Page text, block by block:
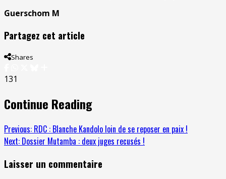
Guerschom M
Partagez cet article
Shares
131
Continue Reading
Previous: RDC : Blanche Kandolo loin de se reposer en paix !
Next: Dossier Mutamba : deux juges recusés !
Laisser un commentaire